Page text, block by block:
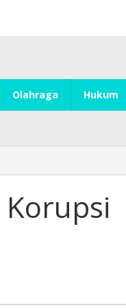
Olahraga Hukum